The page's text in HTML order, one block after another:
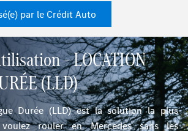
par le Crédit Auto
- LOCATION
(LLD)
Durée (LLD) est la solution la plus
rouler en Mercedes sans les